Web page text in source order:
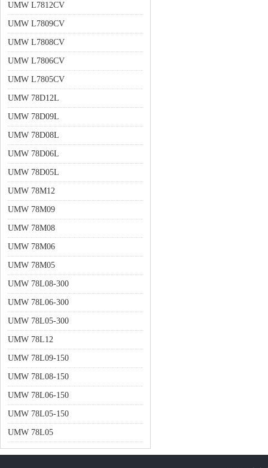
UMW L7812CV
UMW L7809CV
UMW L7808CV
UMW L7806CV
UMW L7805CV
UMW 78D12L
UMW 78D09L
UMW 78D08L
UMW 78D06L
UMW 78D05L
UMW 78M12
UMW 78M09
UMW 78M08
UMW 78M06
UMW 78M05
UMW 78L08-300
UMW 78L06-300
UMW 78L05-300
UMW 78L12
UMW 78L09-150
UMW 78L08-150
UMW 78L06-150
UMW 78L05-150
UMW 78L05